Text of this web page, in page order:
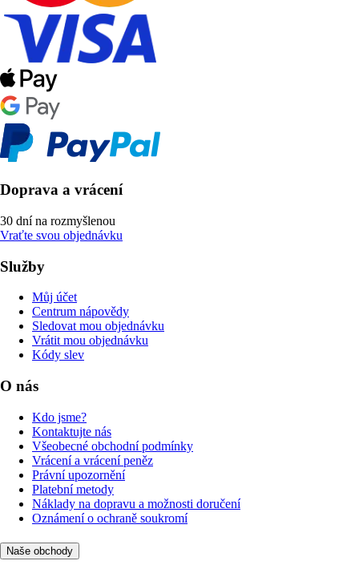
Doprava a vrácení
30 dní na rozmyšlenou
Vraťte svou objednávku
Služby
Můj účet
Centrum nápovědy
Sledovat mou objednávku
Vrátit mou objednávku
Kódy slev
O nás
Kdo jsme?
Kontaktujte nás
Všeobecné obchodní podmínky
Vrácení a vrácení peněz
Právní upozornění
Platební metody
Náklady na dopravu a možnosti doručení
Oznámení o ochraně soukromí
Naše obchody